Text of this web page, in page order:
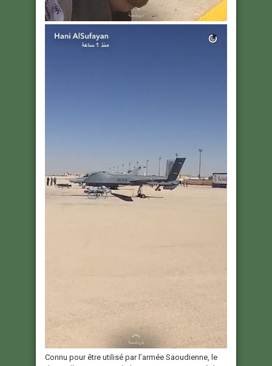
Connu pour être utilisé par l’armée Saoudienne, le